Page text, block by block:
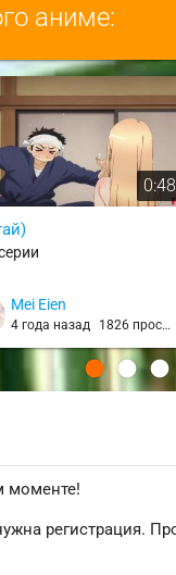
аниме:
0:48
Mei Eien
4 года назад 1826 просмотров
моменте!
регистрация.